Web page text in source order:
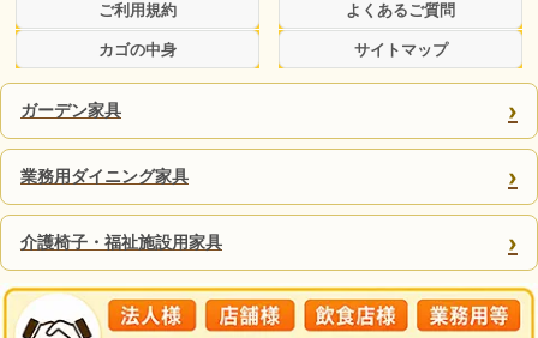
ご利用規約 よくあるご質問
カゴの中身 サイトマップ
ガーデン家具 ›
業務用ダイニング家具 ›
介護椅子・福祉施設用家具 ›